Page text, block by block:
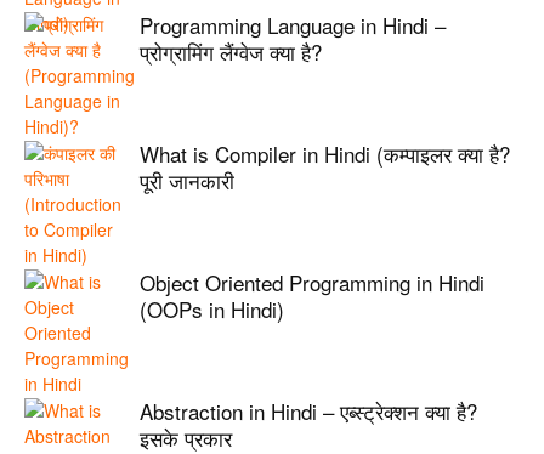
Programming Language in Hindi –
प्रोग्रामिंग लैंग्वेज क्या है?
What is Compiler in Hindi (कम्पाइलर क्या है?
पूरी जानकारी
Object Oriented Programming in Hindi
(OOPs in Hindi)
Abstraction in Hindi – एब्स्ट्रेक्शन क्या है?
इसके प्रकार